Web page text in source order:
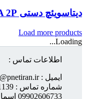
دیتاسویئچ دستی P_NET VGA 2P
Load more products
Loading...
اطلاعات تماس :
ایمیل : info@pnetiran.ir
شماره تماس : 02188851139
09902606733 اسماعیل عسگریان